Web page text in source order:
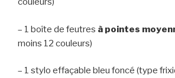
– 1 boîte de feutres à pointes
moins 12 couleurs)
– 1 stylo effaçable bleu foncé (type